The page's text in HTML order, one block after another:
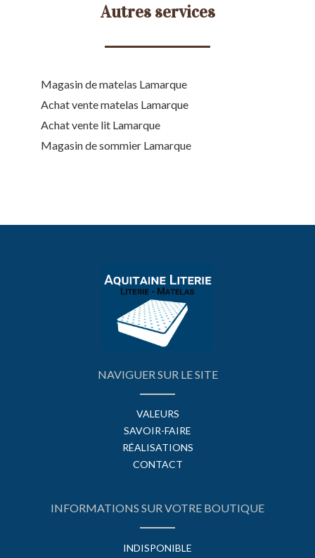
Autres services
Magasin de matelas Lamarque
Achat vente matelas Lamarque
Achat vente lit Lamarque
Magasin de sommier Lamarque
NAVIGUER SUR LE SITE
VALEURS
SAVOIR-FAIRE
RÉALISATIONS
CONTACT
INFORMATIONS SUR VOTRE BOUTIQUE
INDISPONIBLE